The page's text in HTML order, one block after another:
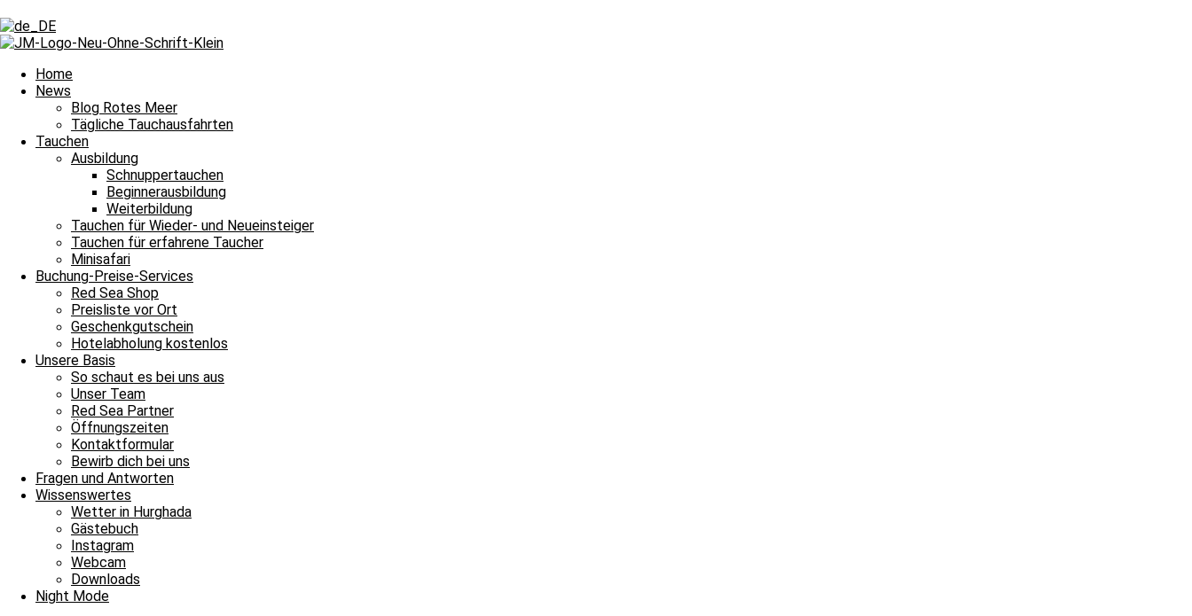
Home
News
Blog Rotes Meer
Tägliche Tauchausfahrten
Tauchen
Ausbildung
Schnuppertauchen
Beginnerausbildung
Weiterbildung
Tauchen für Wieder- und Neueinsteiger
Tauchen für erfahrene Taucher
Minisafari
Buchung-Preise-Services
Red Sea Shop
Preisliste vor Ort
Geschenkgutschein
Hotelabholung kostenlos
Unsere Basis
So schaut es bei uns aus
Unser Team
Red Sea Partner
Öffnungszeiten
Kontaktformular
Bewirb dich bei uns
Fragen und Antworten
Wissenswertes
Wetter in Hurghada
Gästebuch
Instagram
Webcam
Downloads
Night Mode
Schlagwort: Gorgonien
Schlagwort: Gorgonien
Tägliche Tauchausfahrten
Das Signal ertönt und wir tauchen ab
Bitte einmal aktualisieren, um den Inhalt richtig anzuzeigen Das Signal ertönt und wir tauchen ab und damit heißt es: Leinen
Weiterlesen »
28. Februar 2026Keine Kommentare
Tägliche Tauchausfahrten
Auch Blick nach oben kann faszinieren
Bitte einmal aktualisieren, um den Inhalt richtig anzuzeigen Auch Blick nach oben kann faszinieren und damit heißt es: Leinen los
Weiterlesen »
17. Dezember 2025Keine Kommentare
Tägliche Tauchausfahrten
Unterwasser-Uno und noch vieles mehr
Bitte einmal aktualisieren, um den Inhalt richtig anzuzeigen Unterwasser-Uno und noch vieles mehr und damit heißt es Leinen los für
Weiterlesen »
4. August 2025Keine Kommentare
Tägliche Tauchausfahrten
Mit der Strömung durchs Paradies